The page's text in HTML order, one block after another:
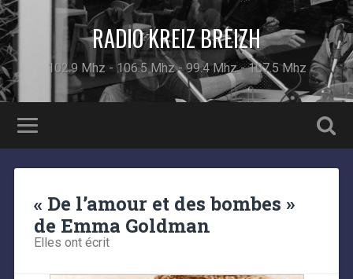
RADIO KREIZ BREIZH
102.9 Mhz - 106.5 Mhz - 99.4 Mhz - 107.5 Mhz
« De l’amour et des bombes »
de Emma Goldman
Elles ont écrit